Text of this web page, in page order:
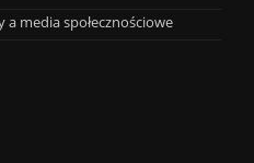
media społecznościowe